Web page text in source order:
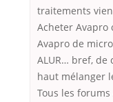
traitements
Acheter
Avapro de
ALUR… bref, de
haut mélanger
Tous les